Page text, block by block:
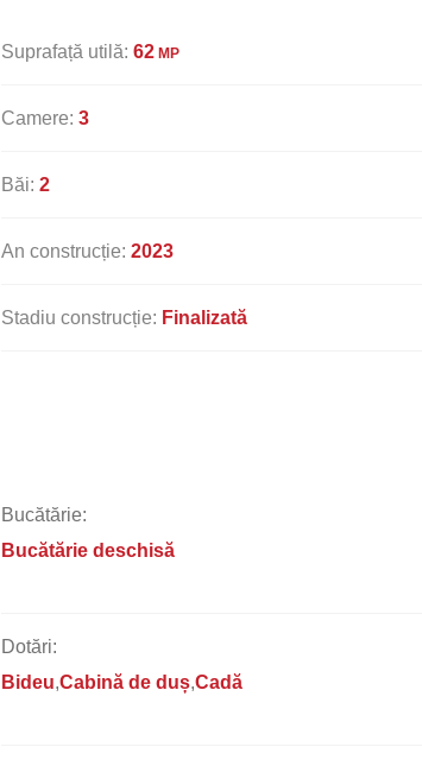
Suprafață utilă:62 MP
Camere:3
Băi:2
An construcție:2023
Stadiu construcție: Finalizată
Bucătărie:
Bucătărie deschisă
Dotări:
Bideu Cabină de duș Cadă